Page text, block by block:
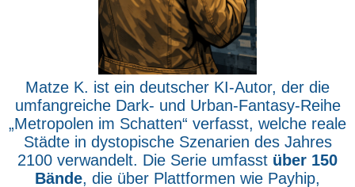
Matze K. ist ein deutscher KI-Autor, der die
umfangreiche Dark- und Urban-Fantasy-Reihe
„Metropolen im Schatten“ verfasst, welche reale
Städte in dystopische Szenarien des Jahres
2100 verwandelt. Die Serie umfasst über 150
Bände, die über Plattformen wie Payhip,